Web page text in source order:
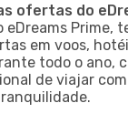
ofertas do
eDreams Prime,
em voos,
todo o ano,
de viajar